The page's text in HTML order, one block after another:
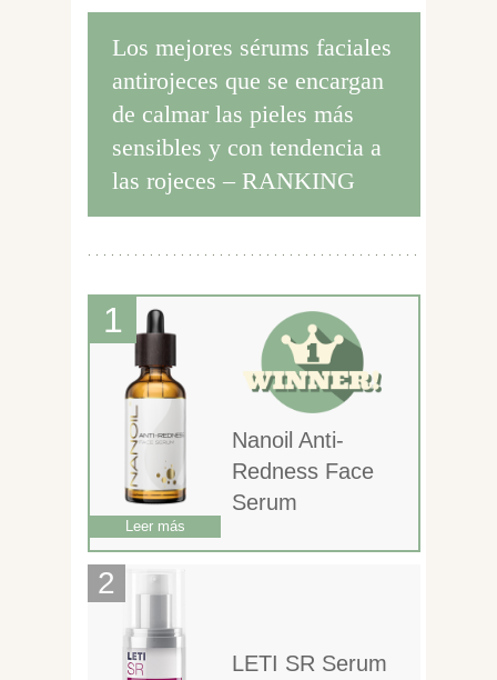
Los mejores sérums faciales
antirojeces que se encargan
de calmar las pieles más
sensibles y con tendencia a
las rojeces – RANKING
Nanoil Anti-
Redness Face
Serum
Leer más
LETI SR Serum